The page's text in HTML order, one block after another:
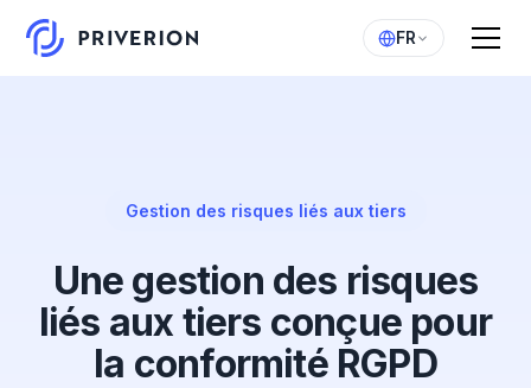
FR
Gestion des risques liés aux tiers
Une gestion des risques
liés aux tiers conçue pour
la conformité RGPD